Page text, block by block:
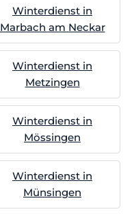
Winterdienst in
Marbach am Neckar
Winterdienst in
Metzingen
Winterdienst in
Mössingen
Winterdienst in
Münsingen